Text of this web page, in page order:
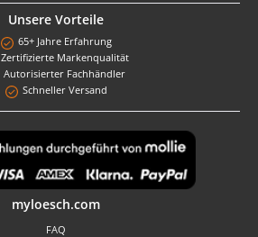
Unsere Vorteile
65+ Jahre Erfahrung
Zertifizierte Markenqualität
Autorisierter Fachhändler
Schneller Versand
myloesch.com
FAQ